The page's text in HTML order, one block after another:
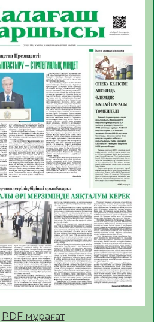
қарсы иммундау
51
туралы
48
мәлімет
47
облысы полиция
мыңнан астам
қамтамасыз етті
60
«САНАЛЫ ҰРПАҚ –
АТТЫ КЕҢЕЙТІЛГЕН
61
Азиядағы көшуге ең
PDF мұрағат